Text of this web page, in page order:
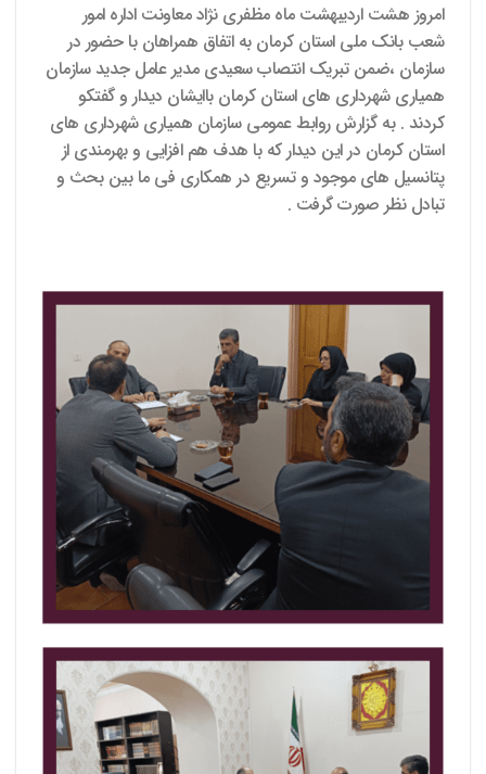
امروز هشت اردیبهشت ماه مظفری نژاد معاونت اداره امور
شعب بانک ملی استان کرمان به اتفاق همراهان با حضور در
سازمان ،ضمن تبریک انتصاب سعیدی مدیر عامل جدید سازمان
همیاری شهرداری های استان کرمان باایشان دیدار و گفتکو
کردند . به گزارش روابط عمومی سازمان همیاری شهرداری های
استان کرمان در این دیدار که با هدف هم افزایی و بهرمندی از
پتانسیل های موجود و تسریع در همکاری فی ما بین بحث و
تبادل نظر صورت گرفت .